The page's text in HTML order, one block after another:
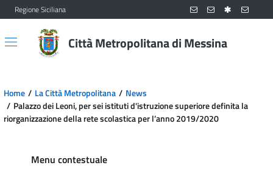
Vai al contenuto principale
Vai al menu principale
Regione Siciliana
Città Metropolitana di Messina
Home La Città Metropolitana
News
Palazzo dei Leoni, per sei istituti d'istruzione superiore definita la
riorganizzazione della rete scolastica per l’anno 2019/2020
Menu contestuale